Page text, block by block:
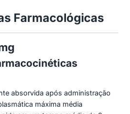
Farmacológicas
absorvida após administração
máxima média